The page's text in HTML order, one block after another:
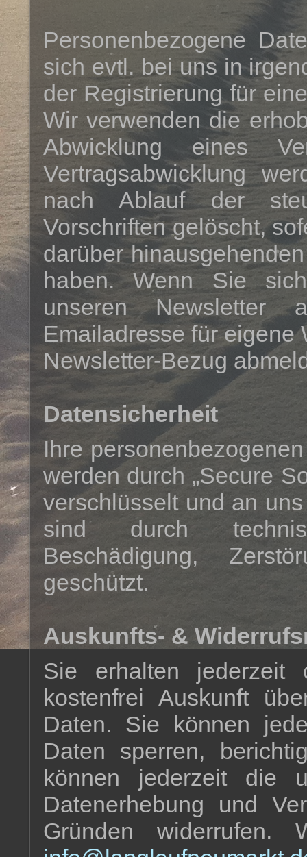
Personenbezogene
sich evtl. bei uns in
der Registrierung für
Wir verwenden die
Abwicklung eines
Vertragsabwicklung
nach Ablauf der
Vorschriften gelöscht,
darüber
haben. Wenn Sie
unseren Newsletter
Emailadresse für eigene
Newsletter-Bezug
Datensicherheit
Ihre
werden durch „Secure
verschlüsselt und an
sind durch
Beschädigung,
geschützt.
Auskunfts- &
Sie erhalten jederzeit
kostenfrei Auskunft
Daten. Sie können
Daten sperren,
können jederzeit die
Datenerhebung und
Gründen